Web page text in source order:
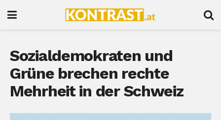
Sozialdemokraten und
Grüne brechen rechte
Mehrheit in der Schweiz